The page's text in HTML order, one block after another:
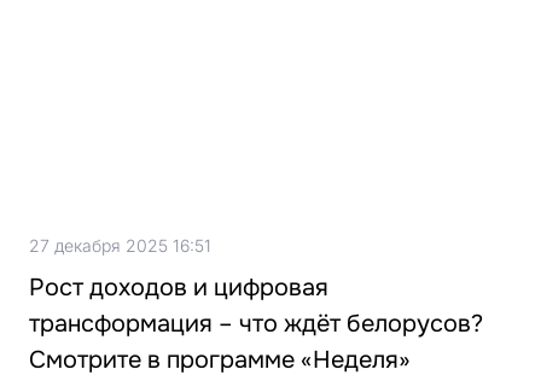
27 декабря 2025 16:51
Рост доходов и цифровая
трансформация – что ждёт белорусов?
Смотрите в программе «Неделя»